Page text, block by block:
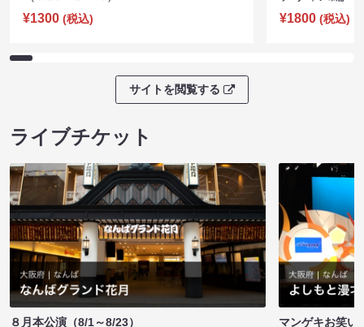
¥1300 (税込)
¥1800 (税込)
サイトを閲覧する
ライブチケット
８月本公演（8/1～8/23）
マンゲキお笑い